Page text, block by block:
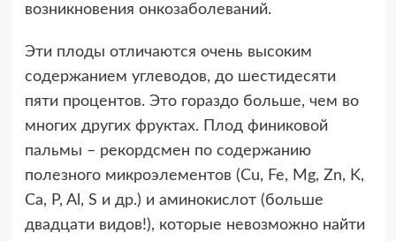
возникновения онкозаболеваний.
Эти плоды отличаются очень высоким
содержанием углеводов, до шестидесяти
пяти процентов. Это гораздо больше, чем во
многих других фруктах. Плод финиковой
пальмы – рекордсмен по содержанию
полезного микроэлементов (Cu, Fe, Mg, Zn, K,
Ca, P, Al, S и др.) и аминокислот (больше
двадцати видов!), которые невозможно найти